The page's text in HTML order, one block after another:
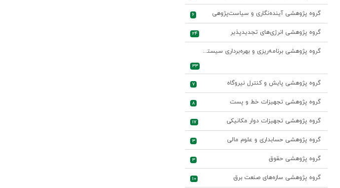
گروه پژوهشی آینده‌نگاری و سیاست‌پژوهی 6
گروه پژوهشی انرژی‌های تجدیدپذیر 24
گروه پژوهشی برنامه‌ریزی و بهره‌برداری سیستم‌های قدرت
33
گروه پژوهشی پایش و کنترل نیروگاه 7
گروه پژوهشی تجهیزات خط و پست 8
گروه پژوهشی تجهیزات دوار مکانیکی 17
گروه پژوهشی حسابداری و علوم مالی 3
گروه پژوهشی حقوق 3
گروه پژوهشی سازه‌های صنعت برق 10